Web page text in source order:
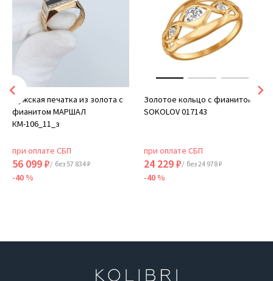
Мужская печатка из золота с
фианитом МАРШАЛ
КМ-106_11_з
при оплате СБП
56 099 ₽/ без 57 834 ₽
-40 %
Золотое кольцо с фианитом
SOKOLOV 017143
при оплате СБП
24 229 ₽/ без 24 978 ₽
-40 %